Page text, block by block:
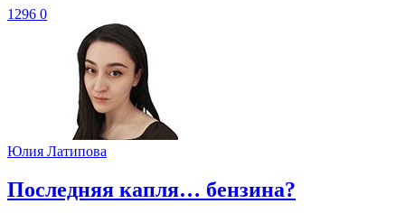
1296 0
Юлия Латипова
​Последняя капля… бензина?